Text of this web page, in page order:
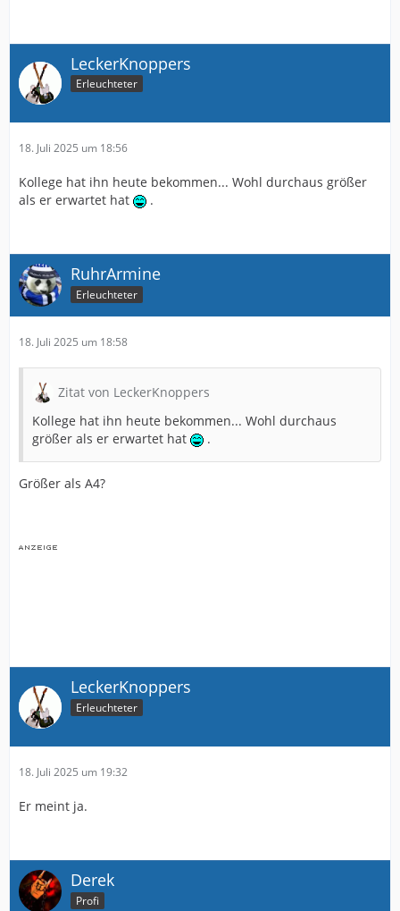
LeckerKnoppers
Erleuchteter
18. Juli 2025 um 18:56
Kollege hat ihn heute bekommen... Wohl durchaus größer
als er erwartet hat
.
RuhrArmine
Erleuchteter
18. Juli 2025 um 18:58
Zitat von LeckerKnoppers
Kollege hat ihn heute bekommen... Wohl durchaus
größer als er erwartet hat
.
Größer als A4?
LeckerKnoppers
Erleuchteter
18. Juli 2025 um 19:32
Er meint ja.
Derek
Profi